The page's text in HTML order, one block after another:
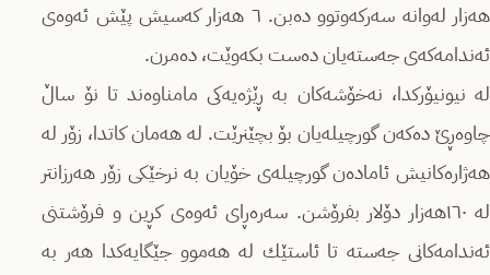
هه‌زار له‌وانه‌ سه‌ركه‌وتوو ده‌بن. ٦ هه‌زار كه‌سیش پێش ئه‌وه‌ی
ئه‌ندامه‌كه‌ی جه‌سته‌یان ده‌ست بكه‌وێت، ده‌مرن.
له‌ نیونیۆركدا، نه‌خۆشه‌كان به‌ ڕێژه‌یه‌كی مامناوه‌ند تا‌ نۆ ساڵ
چاوه‌ڕێ ده‌كه‌ن گورچیله‌یان بۆ بچێنرێت. له‌ هه‌مان كاتدا، زۆر له‌
هه‌ژاره‌كانیش ئاماده‌ن گورچیله‌ی خۆیان به‌ نرخێكی زۆر هه‌رزانتر
له‌ ١٦٠هه‌زار دۆلار بفرۆشن. سه‌ره‌ڕای ئه‌وه‌ی كڕین و فرۆشتنی
ئه‌ندامه‌كانی جه‌سته‌ تا ئاستێك له‌ هه‌موو جێگایه‌كدا هه‌ر به‌